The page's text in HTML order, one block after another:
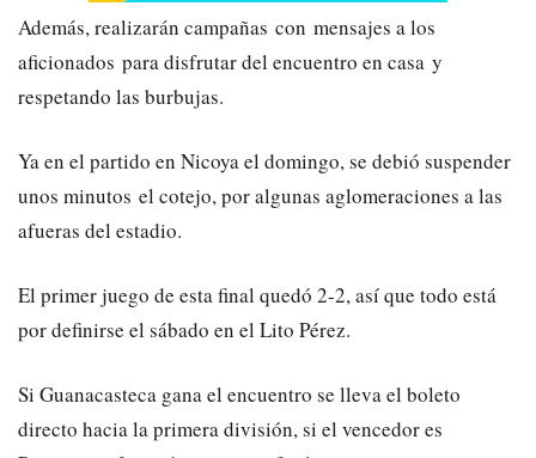
Además, realizarán campañas con mensajes a los
aficionados para disfrutar del encuentro en casa y
respetando las burbujas.
Ya en el partido en Nicoya el domingo, se debió suspender
unos minutos el cotejo, por algunas aglomeraciones a las
afueras del estadio.
El primer juego de esta final quedó 2-2, así que todo está
por definirse el sábado en el Lito Pérez.
Si Guanacasteca gana el encuentro se lleva el boleto
directo hacia la primera división, si el vencedor es